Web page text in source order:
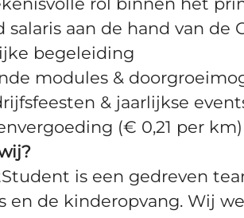
salaris aan de hand van de
begeleiding
modules &
& jaarlijkse
(€ 0,21 per km)
is een gedreven
en de kinderopvang. Wij